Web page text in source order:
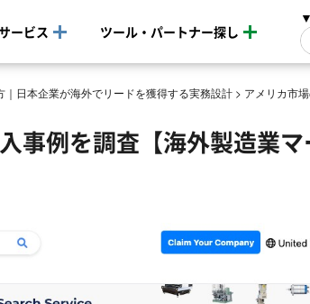
ービス ツール・パートナー探し
日本企業が海外でリードを獲得する実務設計 > アメリカ市
事例を調査【海外製造業